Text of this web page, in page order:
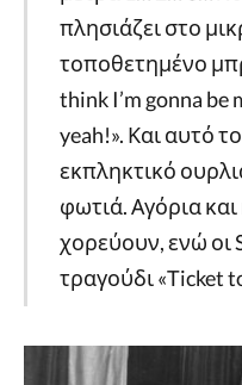
πλησιάζει στο
τοποθετημένο
think I’m gonna be
yeah!». Και αυτό
εκπληκτικό
φωτιά. Αγόρια
χορεύουν, ενώ οι
τραγούδι «Ticket